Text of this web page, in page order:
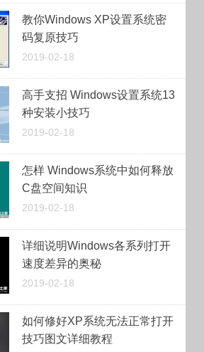
教你Windows XP设置系统密
码复原技巧
2019-02-18
高手支招 Windows设置系统13
种安装小技巧
2019-02-18
怎样 Windows系统中如何释放
C盘空间知识
2019-02-18
详细说明Windows各系列打开
速度差异的奥秘
2019-02-18
如何修好XP系统无法正常打开
技巧图文详细教程